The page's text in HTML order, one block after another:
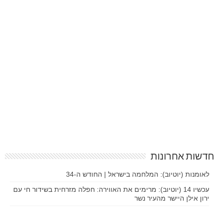
חדשות אחרונות
לאומנות (יוטיוב): המלחמה בישראל | החודש ה-34
עכשיו 14 (יוטיוב): מרימים את האווירה: חפלה מזרחית בשידור חי עם
ירון אילן היישר מהעיר נשר